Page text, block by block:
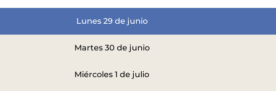
Lunes 29 de junio
Martes 30 de junio
Miércoles 1 de julio